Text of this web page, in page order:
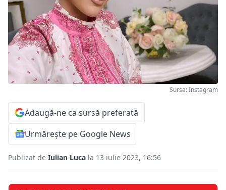
Sursa: Instagram
Adaugă-ne ca sursă preferată
Urmărește pe Google News
Publicat de Iulian Luca la 13 iulie 2023, 16:56